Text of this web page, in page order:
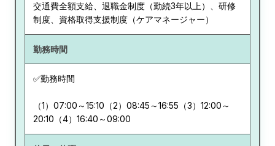
交通費全額支給、退職金制度（勤続3年以上）、研修
制度、資格取得支援制度（ケアマネージャー）
勤務時間
✅勤務時間
（1）07:00～15:10（2）08:45～16:55（3）12:00～
20:10（4）16:40～09:00